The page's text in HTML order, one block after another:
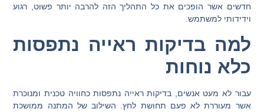
חדשים אשר הופכים את כל התהליך הזה להרבה יותר פשוט, רגוע
וידידותי למשתמש.
למה בדיקות ראייה נתפסות
כלא נוחות
עבור לא מעט אנשים, בדיקות ראייה נתפסות כחוויה טכנית ומנוכרת
אשר מעוררת לא פעם תחושת לחץ. השילוב של המתנה ממושכת